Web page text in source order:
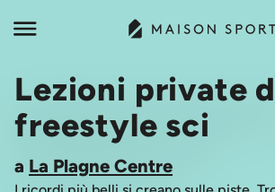
Lezioni private
freestyle sci
a La Plagne Centre